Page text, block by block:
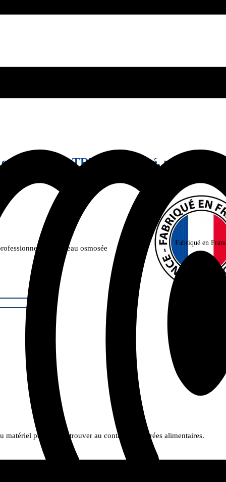
séchage TRES concentré, non
Fabriqué en
spécial eau osmosée
pouvant se trouver au contact de denrées alimentaires.
HD facilite le rinçage et permet un séchage rapide et uniforme